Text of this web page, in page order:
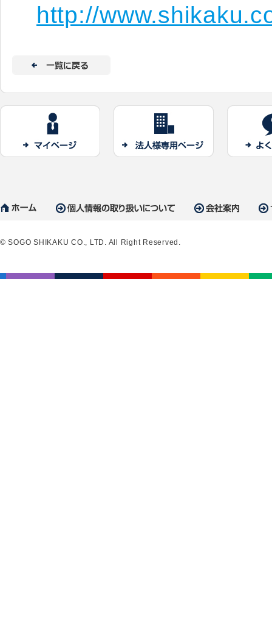
http://
© SOGO SHIKAKU CO., LTD. All Right Reserved.